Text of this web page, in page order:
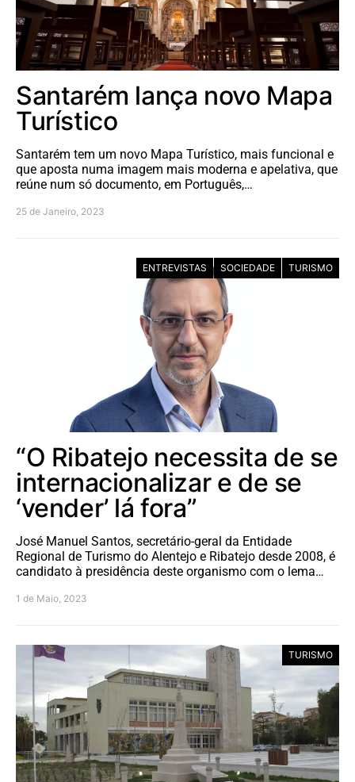
Santarém lança novo Mapa
Turístico
Santarém tem um novo Mapa Turístico, mais funcional e
que aposta numa imagem mais moderna e apelativa, que
reúne num só documento, em Português,…
25 de Janeiro, 2023
ENTREVISTAS SOCIEDADE TURISMO
“O Ribatejo necessita de se
internacionalizar e de se
‘vender’ lá fora”
José Manuel Santos, secretário-geral da Entidade
Regional de Turismo do Alentejo e Ribatejo desde 2008, é
candidato à presidência deste organismo com o lema…
1 de Maio, 2023
TURISMO